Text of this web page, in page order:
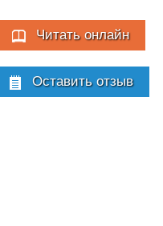
Читать онлайн
Оставить отзыв